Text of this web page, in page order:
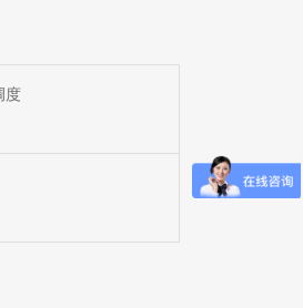
度